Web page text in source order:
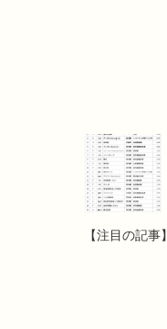
【注目の記事】